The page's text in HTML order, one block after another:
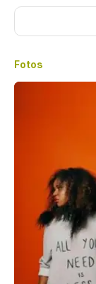
Fotos